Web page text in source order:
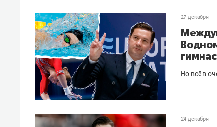
27 декабря
Но всё в
24 декабря